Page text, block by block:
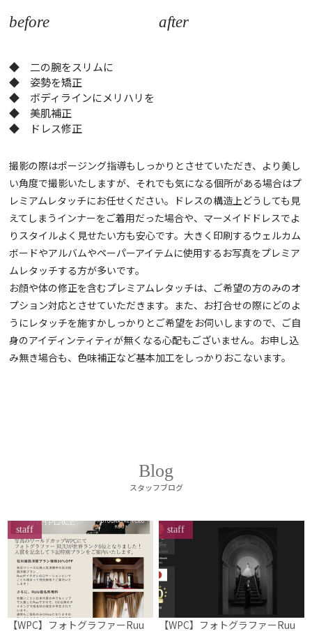
before after
◆ 二の腕をスリムに
◆ 姿勢を矯正
◆ ボディラインにメリハリを
◆ 美肌補正
◆ ドレス修正
撮影の際はポージング指導もしっかりとさせていただき、より美し
い角度で撮影いたしますが、それでも気になる個所がある場合はプ
レミアムレタッチにお任せください。ドレスの構造上どうしても見
えてしまうインナーをご着用だった場合や、マーメイドドレスでよ
りスタイルよく見せたい方も安心です。大きく印刷するウェルカム
ボードやアルバムやペーパーアイテムに使用するお写真をプレミア
ムレタッチする方が多いです。
お顔や体の修正を含むプレミアムレタッチは、ご希望の方のみのオ
プション対応とさせていただきます。また、お打合せの際にどのよ
うにレタッチを施すかしっかりとご希望をお伺いしますので、ご自
身のアイディンティティが無くなる心配もございません。お申し込
み無き場合も、色味補正など基本加工をしっかりおこないます。
Blog
スタッフブログ
【WPC】フォトグラファーRuu
staff
【WPC】フォトグラファーRuu
staff